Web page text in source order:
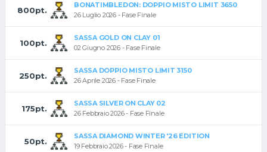
800pt.
BONATIMBLEDON: DOPPIO MISTO LIMIT 3650
26 Luglio 2026 - Fase Finale
100pt.
SASSA GOLD ON CLAY 01
02 Giugno 2026 - Fase Finale
250pt.
SASSA DOPPIO MISTO LIMIT 3150
26 Aprile 2026 - Fase Finale
175pt.
SASSA SILVER ON CLAY 02
26 Febbraio 2026 - Fase Finale
50pt.
SASSA DIAMOND WINTER '26 EDITION
19 Febbraio 2026 - Fase Finale